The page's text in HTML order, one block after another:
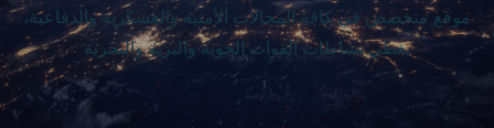
موقع متخصص في كافة المجالات الأمنية والعسكرية والدفاعية،
يغطي نشاطات القوات الجوية والبرية والبحرية